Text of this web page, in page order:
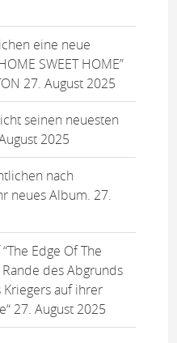
eine neue
SWEET HOME”
27. August 2025
seinen neuesten
2025
nach
neues Album. 27.
Edge Of The
des Abgrunds
auf ihrer
27. August 2025